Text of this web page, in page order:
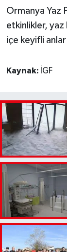
Ormanya Yaz
etkinlikler,
içe keyifli
Kaynak: İGF